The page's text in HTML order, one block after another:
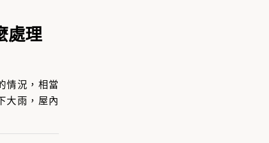
處理
情況，相當
大雨，屋內